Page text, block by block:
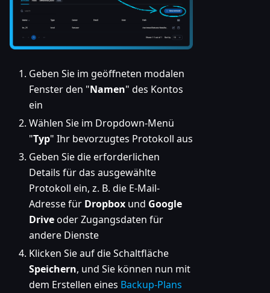
Geben Sie im geöffneten modalen
Fenster den "Namen" des Kontos
ein
Wählen Sie im Dropdown-Menü
"Typ" Ihr bevorzugtes Protokoll aus
Geben Sie die erforderlichen
Details für das ausgewählte
Protokoll ein, z. B. die E-Mail-
Adresse für Dropbox und Google
Driveoder Zugangsdaten für
andere Dienste
Klicken Sie auf die Schaltfläche
Speichern, und Sie können nun mit
dem Erstellen eines Backup-Plans